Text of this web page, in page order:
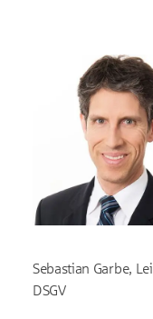
Sebastian Garbe,
DSGV